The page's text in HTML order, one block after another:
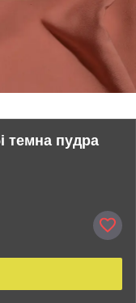
темна пудра